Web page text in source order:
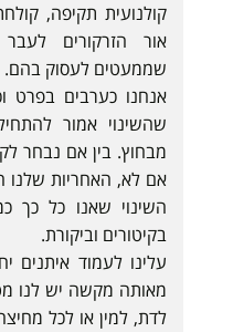
קולנועית תקיפה,
אור הזרקורים
שממעטים לעסוק בהם.
אנחנו כערבים בפרט
שהשינוי אמור
מבחוץ. בין אם נבחר
אם לא, האחריות שלנו
השינוי שאנו כל כך
בקיטורים וביקורת.
עלינו לעמוד איתנים
מאותה מקשה יש לנו
לדת, למין או לכל